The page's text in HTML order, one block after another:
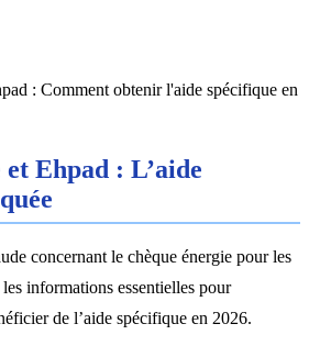
: Comment obtenir l'aide spécifique en
Ehpad : L’aide
concernant le chèque énergie pour les
informations essentielles pour
de l’aide spécifique en 2026.